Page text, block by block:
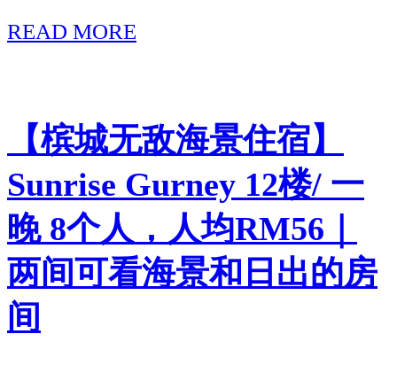
READ MORE
子
景
点：
Entopia
蝴
蝶
公
【槟城无敌海景住宿】
Sunrise Gurney 12楼/ 一
晚 8个人，人均RM56｜
两间可看海景和日出的房
间